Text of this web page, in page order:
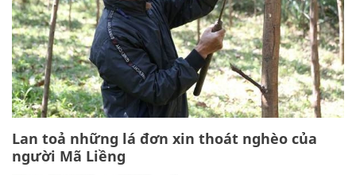
Lan toả những lá đơn xin thoát nghèo của
người Mã Liềng